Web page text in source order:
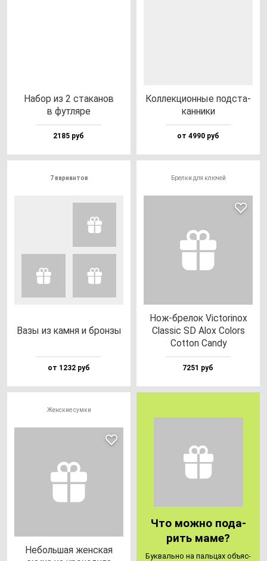
Набор из 2 ста­ка­нов
в фут­ля­ре
2185 руб
Кол­лек­ци­он­ные под­ста­
кан­ни­ки
от 4990 руб
7 вариантов
Вазы из кам­ня и брон­зы
от 1232 руб
Брелки для ключей
Нож-бре­лок Vic­to­ri­nox
Clas­sic SD Alox Colors
Cot­ton Candy
7251 руб
Женские сумки
Неболь­шая жен­ская
Что мож­но по­да­
рить ма­ме?
Бук­валь­но на паль­цах объ­яс­